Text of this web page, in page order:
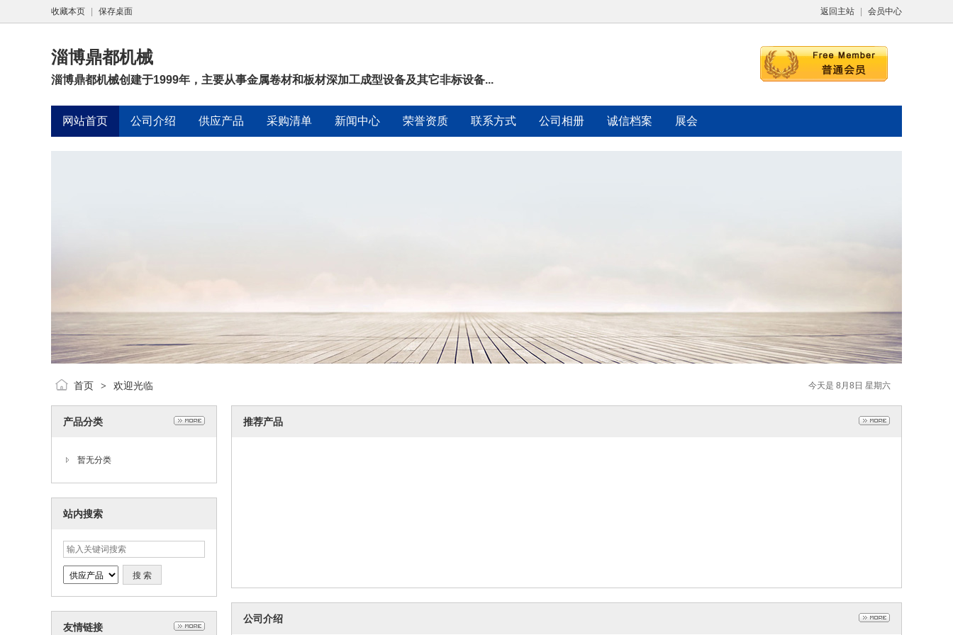
返回主站 会员中心
收藏本页 保存桌面
淄博鼎都机械
淄博鼎都机械创建于1999年，主要从事金属卷材和板材深加工成型设备及其它非标设备...
网站首页 公司介绍 供应产品 采购清单 新闻中心 荣誉资质 联系方式 公司相册 诚信档案 展会
今天是 8月8日 星期六
首页 > 欢迎光临
产品分类
暂无分类
站内搜索
友情链接
推荐产品
公司介绍